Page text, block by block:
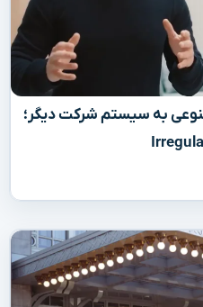
به سیستم شرکت دیگر؛